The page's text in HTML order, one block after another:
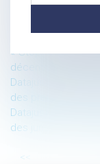
Espagne
« Stopcovid » et
décentralisé :
« Stopcovid » et
décentralisé : qui
Datajust : création
des préjudices
Datajust, point de
des juristes ? La
<<